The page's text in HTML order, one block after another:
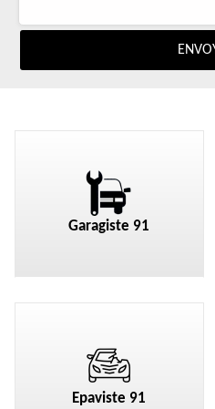
Garagiste 91
Epaviste 91